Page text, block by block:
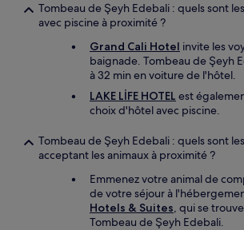
Tombeau de Şeyh Edebali : quels sont
avec piscine à proximité ?
Grand Cali Hotel invite les
baignade. Tombeau de Şeyh
à 32 min en voiture de l'hôtel.
LAKE LİFE HOTEL est
choix d'hôtel avec piscine.
Tombeau de Şeyh Edebali : quels sont
acceptant les animaux à proximité ?
Emmenez votre animal de
de votre séjour à
Hotels & Suites, qui se
Tombeau de Şeyh Edebali.